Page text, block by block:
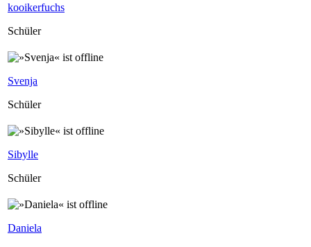
kooikerfuchs
Schüler
Svenja
Schüler
Sibylle
Schüler
Daniela